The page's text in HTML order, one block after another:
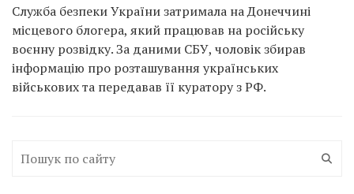
Служба безпеки України затримала на Донеччині
місцевого блогера, який працював на російську
воєнну розвідку. За даними СБУ, чоловік збирав
інформацію про розташування українських
військових та передавав її куратору з РФ.